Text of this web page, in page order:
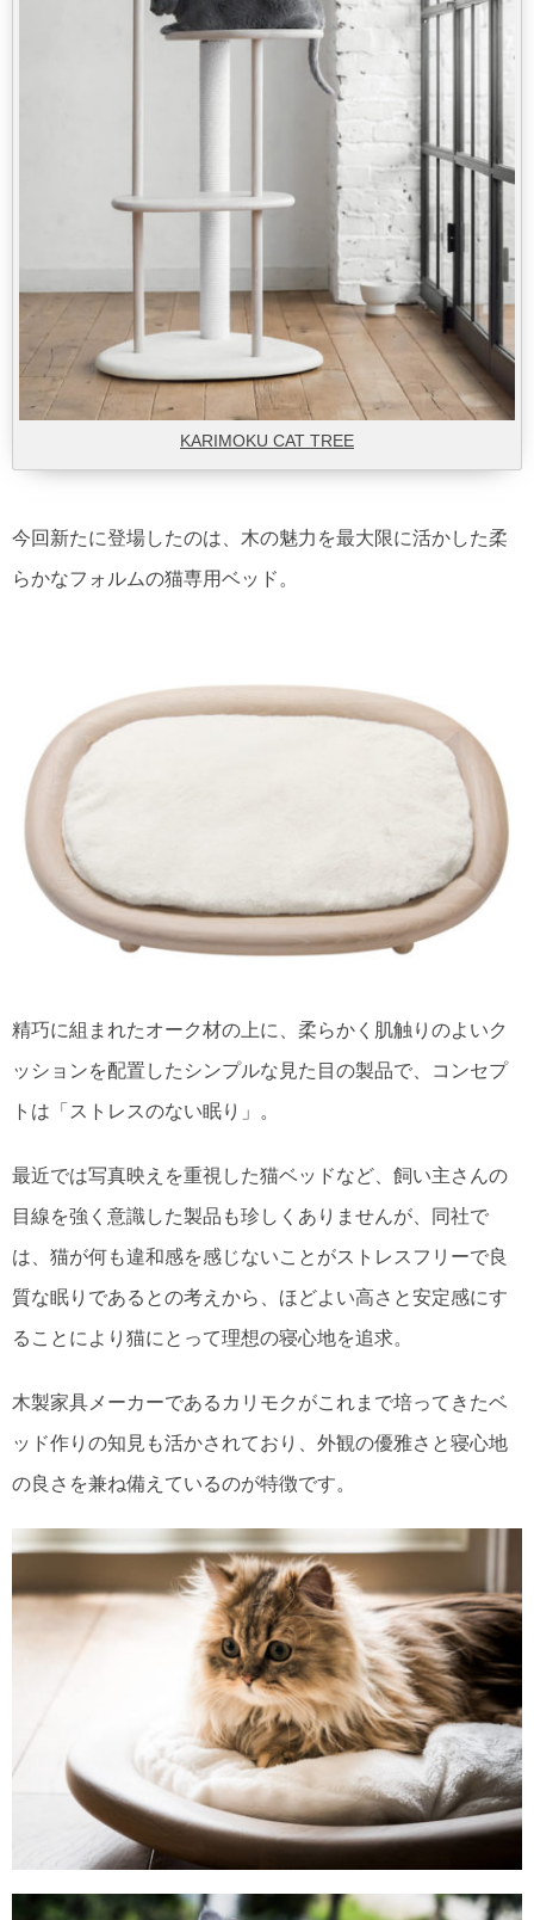
KARIMOKU CAT TREE
今回新たに登場したのは、木の魅力を最大限に活かした柔
らかなフォルムの猫専用ベッド。
精巧に組まれたオーク材の上に、柔らかく肌触りのよいク
ッションを配置したシンプルな見た目の製品で、コンセプ
トは「ストレスのない眠り」。
最近では写真映えを重視した猫ベッドなど、飼い主さんの
目線を強く意識した製品も珍しくありませんが、同社で
は、猫が何も違和感を感じないことがストレスフリーで良
質な眠りであるとの考えから、ほどよい高さと安定感にす
ることにより猫にとって理想の寝心地を追求。
木製家具メーカーであるカリモクがこれまで培ってきたベ
ッド作りの知見も活かされており、外観の優雅さと寝心地
の良さを兼ね備えているのが特徴です。